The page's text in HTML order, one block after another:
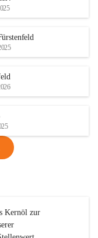
Kernöl zur